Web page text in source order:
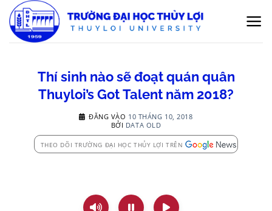
qua
nội
Thí sinh nào sẽ đoạt quán quân
Thuyloi’s Got Talent năm 2018?
ĐĂNG VÀO 10 THÁNG 10, 2018
BỞI DATA OLD
THEO DÕI TRƯỜNG ĐẠI HỌC THỦY LỢI TRÊN